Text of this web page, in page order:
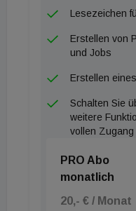
ergänzt: "Wir sind
Research
Engagement und
internationalen
des
Lesezeichen
Erstellen von
und Jobs
Erstellen
Schalten Sie
weitere
vollen Zugang
PRO Abo
monatlich
20,- € / Monat